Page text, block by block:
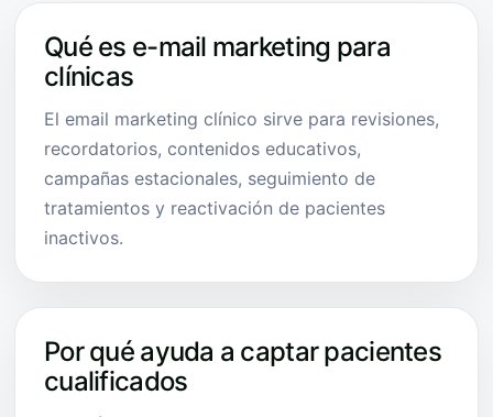
Qué es e-mail marketing para
clínicas
El email marketing clínico sirve para revisiones,
recordatorios, contenidos educativos,
campañas estacionales, seguimiento de
tratamientos y reactivación de pacientes
inactivos.
Por qué ayuda a captar pacientes
cualificados